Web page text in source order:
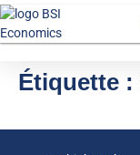
Étiquette :